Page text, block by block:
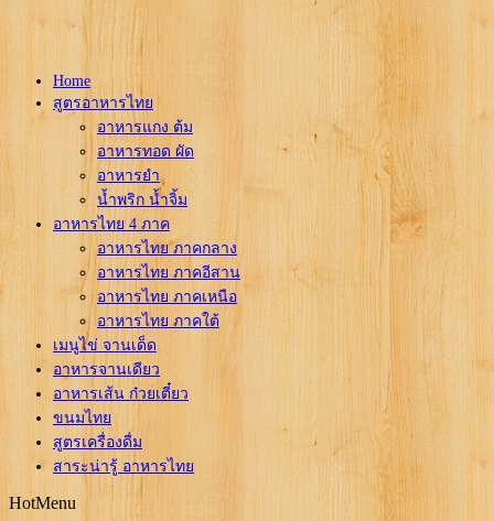
Home
สูตรอาหารไทย
อาหารแกง ต้ม
อาหารทอด ผัด
อาหารยำ
น้ำพริก น้ำจิ้ม
อาหารไทย 4 ภาค
อาหารไทย ภาคกลาง
อาหารไทย ภาคอีสาน
อาหารไทย ภาคเหนือ
อาหารไทย ภาคใต้
เมนูไข่ จานเด็ด
อาหารจานเดียว
อาหารเส้น ก๋วยเตี๋ยว
ขนมไทย
สูตรเครื่องดื่ม
สาระน่ารู้ อาหารไทย
HotMenu